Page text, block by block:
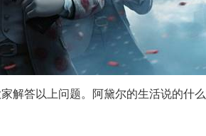
解答以上问题。阿黛尔的生活说的什